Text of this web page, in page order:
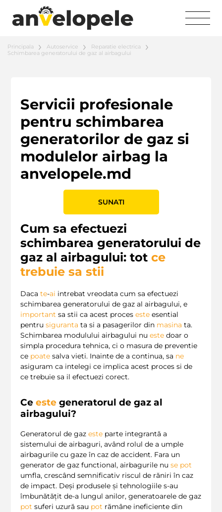
Principala Autoservice
Reparatie electrica
Schimbarea generatorului de gaz al airbagului
Servicii profesionale
pentru schimbarea
generatorilor de gaz si
modulelor airbag la
anvelopele.md
SUNATI
Cum sa efectuezi
schimbarea generatorului de
gaz al airbagului: tot ce
trebuie sa stii
Daca te-ai intrebat vreodata cum sa efectuezi
schimbarea generatorului de gaz al airbagului, e
important sa stii ca acest proces este esential
pentru siguranta ta si a pasagerilor din masina ta.
Schimbarea modulului airbagului nu este doar o
simpla procedura tehnica, ci o masura de preventie
ce poate salva vieti. Inainte de a continua, sa ne
asiguram ca intelegi ce implica acest proces si de
ce trebuie sa il efectuezi corect.
Ce este generatorul de gaz al
airbagului?
Generatorul de gaz este parte integrantă a
sistemului de airbaguri, având rolul de a umple
airbagurile cu gaze în caz de accident. Fara un
generator de gaz functional, airbagurile nu se pot
umfla, crescând semnificativ riscul de răniri în caz
de impact. Deși produsele și tehnologiile s-au
îmbunătățit de-a lungul anilor, generatoarele de gaz
pot suferi uzură sau pot rămâne ineficiente din